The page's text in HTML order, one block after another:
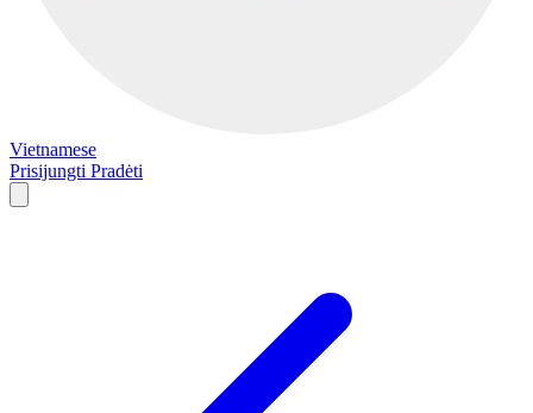
Vietnamese
Prisijungti Pradėti